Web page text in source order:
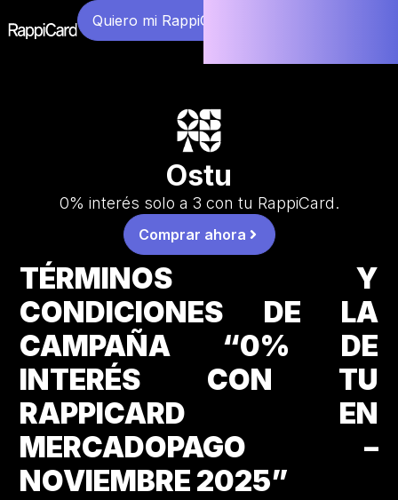
Quiero mi RappiCard
Ostu
0% interés solo a 3 con tu RappiCard.
Comprar ahora
TÉRMINOS Y
CONDICIONES DE LA
CAMPAÑA “0% DE
INTERÉS CON TU
RAPPICARD EN
MERCADOPAGO –
NOVIEMBRE 2025”